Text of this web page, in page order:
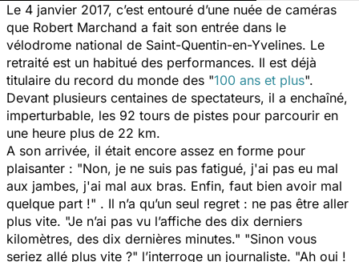
Le 4 janvier 2017, c’est entouré d’une nuée de caméras
que Robert Marchand a fait son entrée dans le
vélodrome national de Saint-Quentin-en-Yvelines. Le
retraité est un habitué des performances. Il est déjà
titulaire du record du monde des "100 ans et plus".
Devant plusieurs centaines de spectateurs, il a enchaîné,
imperturbable, les 92 tours de pistes pour parcourir en
une heure plus de 22 km.
A son arrivée, il était encore assez en forme pour
plaisanter : "Non, je ne suis pas fatigué, j'ai pas eu mal
aux jambes, j'ai mal aux bras. Enfin, faut bien avoir mal
quelque part !" . Il n’a qu’un seul regret : ne pas être aller
plus vite. "Je n’ai pas vu l’affiche des dix derniers
kilomètres, des dix dernières minutes." "Sinon vous
seriez allé plus vite ?" l’interroge un journaliste. "Ah oui !